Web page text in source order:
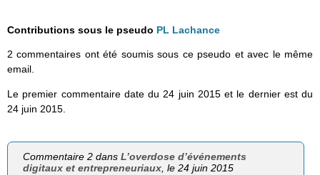
Contributions sous le pseudo PL Lachance
2 commentaires ont été soumis sous ce pseudo et avec le même
email.
Le premier commentaire date du 24 juin 2015 et le dernier est du
24 juin 2015.
Commentaire 2 dansL’overdose d’événements
digitaux et entrepreneuriaux, le 24 juin 2015